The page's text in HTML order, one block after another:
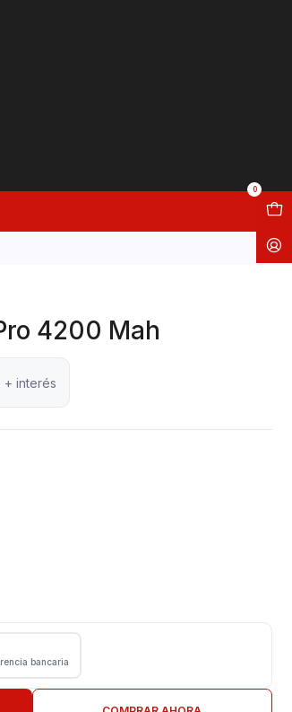
0
4200 Mah
interés
bancaria